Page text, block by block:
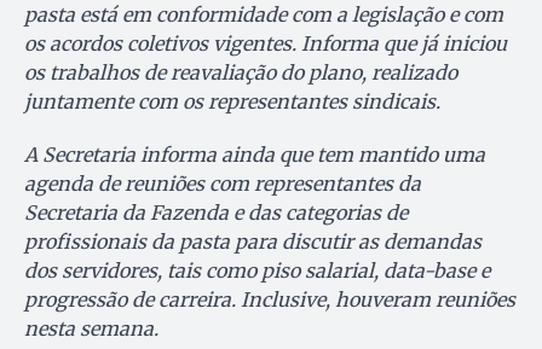
pasta está em conformidade com a legislação e com
os acordos coletivos vigentes. Informa que já iniciou
os trabalhos de reavaliação do plano, realizado
juntamente com os representantes sindicais.
A Secretaria informa ainda que tem mantido uma
agenda de reuniões com representantes da
Secretaria da Fazenda e das categorias de
profissionais da pasta para discutir as demandas
dos servidores, tais como piso salarial, data-base e
progressão de carreira. Inclusive, houveram reuniões
nesta semana.